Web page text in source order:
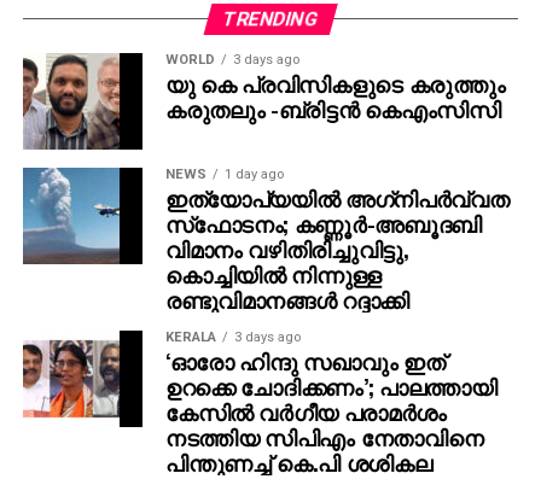
‘സംവിധായകന്‍ രാജമൗലി ഹിന്ദു മതവികാരങ്ങളെ
വൃണപ്പെടുത്തി എന്നാരോപിച്ച് പരാതി ലഭിച്ചിട്ടുണ്ട്.
ഇതുവരെ കേസായി രജിസ്റ്റര്‍ ചെയ്തിട്ടില്ല.
സംഭവത്തിന്റെ നിജസ്ഥിതി പരിശോധിച്ചു വരുന്നു’ എന്ന്
വാരണസി പൊലീസിന്റെ വക്താവ് അറിയിച്ചു. ചടങ്ങില്‍
പ്രധാന താരങ്ങള്‍ ആയിരുന്ന മഹേഷ് ബാബു,
പൃഥ്വിരാജ് സുകുമാരന്‍, പ്രിയങ്ക ചോപ്ര എന്നിവരുടെ
സാന്നിധ്യം ഇവന്റിനെ ദേശീയ തലത്തില്‍ തന്നെ
ശ്രദ്ധേയമാക്കി. ചിത്രത്തില്‍ പ്രിയങ്ക ചോപ്ര
മന്ദാകിനിയായി, പൃഥ്വിരാജ് സുകുമാരന്‍ കുംബയായി
പ്രത്യക്ഷപ്പെടും. 2027ലെ സങ്ക്രാന്തി റിലീസിനായി
‘വാരണസി’ ഒരുക്കപ്പെടുന്നുണ്ട്. എന്നാല്‍
ചിത്രത്തെക്കാള്‍ വലിയ ചര്‍ച്ചയാകുന്നത്
സംവിധായകന്റെ പ്രസ്താവനയും അതിനുശേഷം
ഉയര്‍ന്ന പ്രതിഷേധങ്ങളുമാണ്.
TRENDING
WORLD 3 days ago
യു കെ പ്രവിസികളുടെ കരുത്തും
കരുതലും -ബ്രിട്ടൻ കെഎംസിസി
NEWS 1 day ago
ഇത്യോപ്യയില്‍ അഗ്‌നിപര്‍വ്വത
സ്‌ഫോടനം; കണ്ണൂർ-അബൂദബി
വിമാനം വഴിതിരിച്ചുവിട്ടു,
കൊച്ചിയിൽ നിന്നുള്ള
രണ്ടുവിമാനങ്ങൾ റദ്ദാക്കി
KERALA 3 days ago
‘ഓരോ ഹിന്ദു സഖാവും ഇത്
ഉറക്കെ ചോദിക്കണം’; പാലത്തായി
കേസിൽ വർഗീയ പരാമർശം
നടത്തിയ സിപിഎം നേതാവിനെ
പിന്തുണച്ച് കെ.പി ശശികല